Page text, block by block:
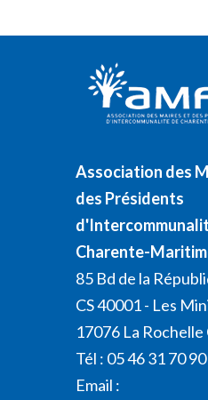
Association des
des Présidents
Charente-
85 Bd de la
CS 40001 - Les
17076 La Rochelle
Tél : 05 46 31 70 90
Email :